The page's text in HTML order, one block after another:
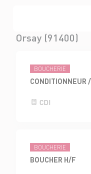
Orsay (91400)
BOUCHERIE
CONDITIONNEUR
CDI
BOUCHERIE
BOUCHER H/F